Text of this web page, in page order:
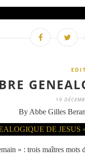
19
By Abbe Gilles
» : trois maîtres